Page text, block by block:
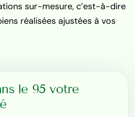
sur-mesure, c’est-à-dire
réalisées ajustées à vos
le 95 votre